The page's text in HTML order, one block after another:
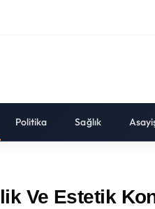
Politika Sağlık
Ve Estetik